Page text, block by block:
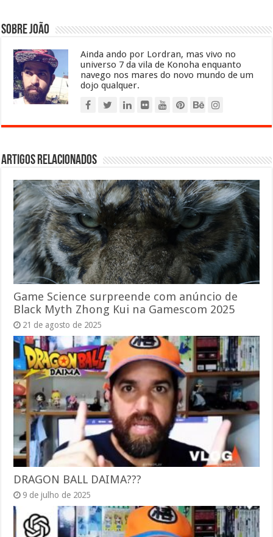
Sobre João
Ainda ando por Lordran, mas vivo no
universo 7 da vila de Konoha enquanto
navego nos mares do novo mundo de um
dojo qualquer.
Artigos relacionados
Game Science surpreende com anúncio de
Black Myth Zhong Kui na Gamescom 2025
21 de agosto de 2025
DRAGON BALL DAIMA???
9 de julho de 2025